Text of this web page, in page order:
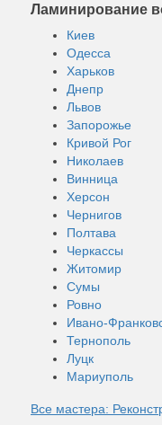
Ламинирование
Киев
Одесса
Харьков
Днепр
Львов
Запорожье
Кривой Рог
Николаев
Винница
Херсон
Чернигов
Полтава
Черкассы
Житомир
Сумы
Ровно
Ивано-
Тернополь
Луцк
Мариуполь
Все мастера: